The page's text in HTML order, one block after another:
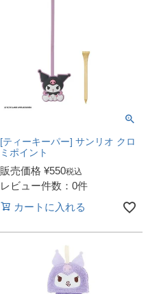
[ティーキーパー] サンリオ クロ
ミポイント
販売価格 ¥550税込
レビュー件数：0件
カートに入れる